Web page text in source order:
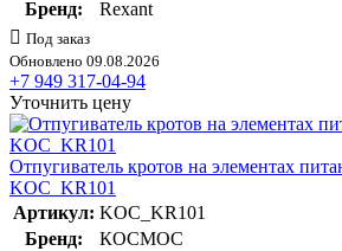
Бренд:
Rexant
Под заказ
Обновлено 09.08.2026
+7 949 317-04-94
Уточнить цену
Отпугиватель кротов на элементах
KOC_KR101
Артикул: KOC_KR101
Бренд:
КОСМОС